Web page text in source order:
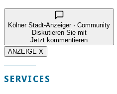
Kölner Stadt-Anzeiger · Community
Diskutieren Sie mit
Jetzt kommentieren
ANZEIGE X
SERVICES